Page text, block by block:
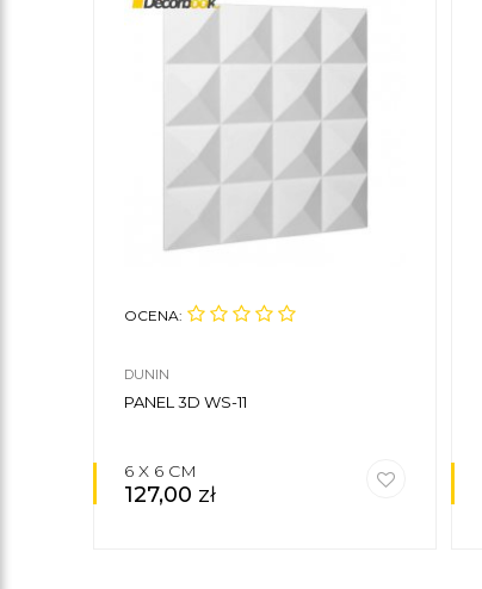
OCENA:
DUNIN
PANEL 3D WS-11
6 X 6 CM
127,00 zł